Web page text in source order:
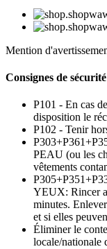
Mention
Consignes de
P101 - En cas
disposition le
P102 - Tenir
PEAU (ou les
vêtements
YEUX: Rincer
minutes.
et si elles
Éliminer le
locale/nationale